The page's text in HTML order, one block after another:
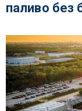
паливо без